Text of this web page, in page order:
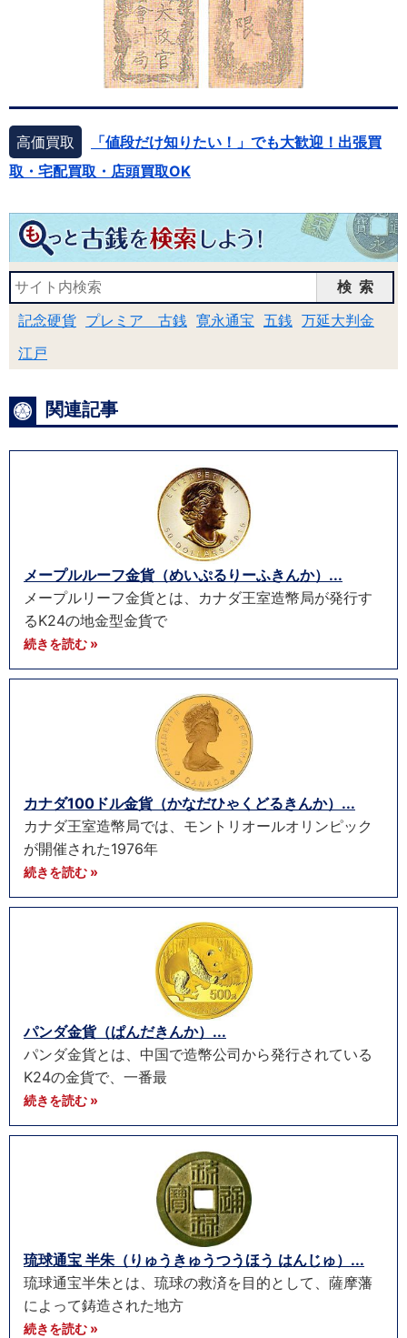
高価買取
「値段だけ知りたい！」でも大歓迎！出張買
取・宅配買取・店頭買取OK
検索
記念硬貨 プレミア 古銭 寛永通宝 五銭 万延大判金
江戸
関連記事
メープルルーフ金貨（めいぷるりーふきんか）...
メープルリーフ金貨とは、カナダ王室造幣局が発行す
るK24の地金型金貨で
続きを読む »
カナダ100ドル金貨（かなだひゃくどるきんか）...
カナダ王室造幣局では、モントリオールオリンピック
が開催された1976年
続きを読む »
パンダ金貨（ぱんだきんか）...
パンダ金貨とは、中国で造幣公司から発行されている
K24の金貨で、一番最
続きを読む »
琉球通宝 半朱（りゅうきゅうつうほう はんじゅ）...
琉球通宝半朱とは、琉球の救済を目的として、薩摩藩
によって鋳造された地方
続きを読む »